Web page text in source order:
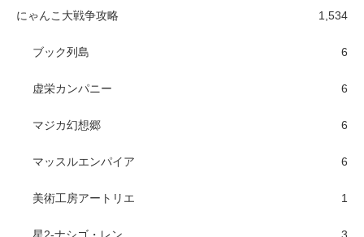
にゃんこ大戦争攻略 1,534
ブック列島 6
虚栄カンパニー 6
マジカ幻想郷 6
マッスルエンパイア 6
美術工房アートリエ 1
星2-ナシゴ・レン 3